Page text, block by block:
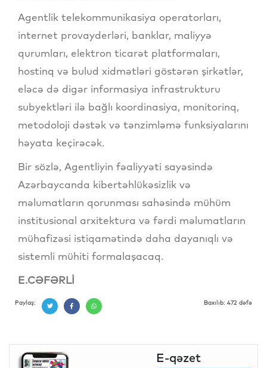
Agentlik telekommunikasiya operatorları,
internet provayderləri, banklar, maliyyə
qurumları, elektron ticarət platformaları,
hostinq və bulud xidmətləri göstərən şirkətlər,
eləcə də digər informasiya infrastrukturu
subyektləri ilə bağlı koordinasiya, monitorinq,
metodoloji dəstək və tənzimləmə funksiyalarını
həyata keçirəcək.
Bir sözlə, Agentliyin fəaliyyəti sayəsində
Azərbaycanda kibertəhlükəsizlik və
məlumatların qorunması sahəsində mühüm
institusional arxitektura və fərdi məlumatların
mühafizəsi istiqamətində daha dayanıqlı və
sistemli mühiti formalaşacaq.
E.CƏFƏRLİ
Paylaş: Baxılıb: 472 dəfə
E-qəzet